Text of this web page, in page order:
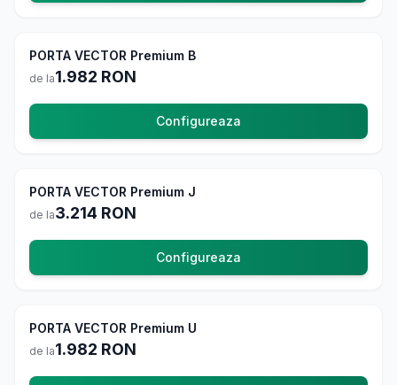
PORTA VECTOR Premium B
de la1.982 RON
Configureaza
PORTA VECTOR Premium J
de la3.214 RON
Configureaza
PORTA VECTOR Premium U
de la1.982 RON